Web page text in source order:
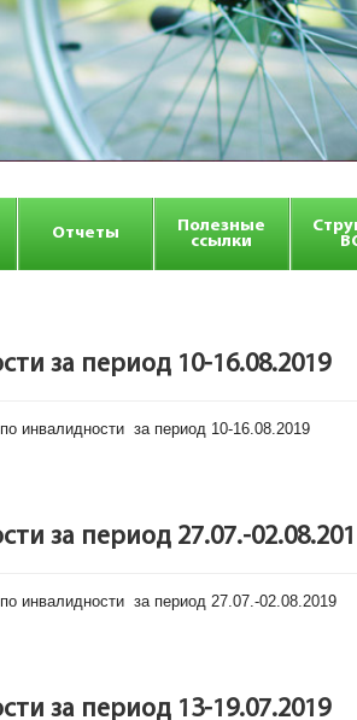
Отчеты
Полезные
ссылки
за период 10-16.08.2019
инвалидности за период 10-16.08.2019
за период 27.07.-
за период 27.07.-02.08.2019
за период 13-19.07.2019